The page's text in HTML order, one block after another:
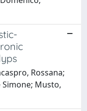
Rossana;
Musto,